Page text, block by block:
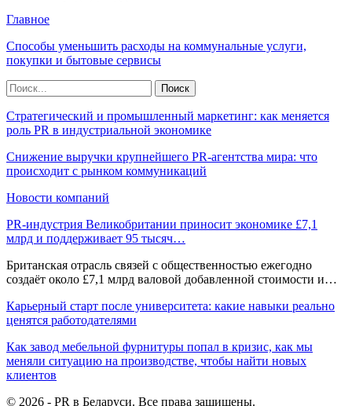
Главное
Способы уменьшить расходы на коммунальные услуги,
покупки и бытовые сервисы
Стратегический и промышленный маркетинг: как меняется
роль PR в индустриальной экономике
Снижение выручки крупнейшего PR-агентства мира: что
происходит с рынком коммуникаций
Новости компаний
PR-индустрия Великобритании приносит экономике £7,1
млрд и поддерживает 95 тысяч…
Британская отрасль связей с общественностью ежегодно
создаёт около £7,1 млрд валовой добавленной стоимости и…
Карьерный старт после университета: какие навыки реально
ценятся работодателями
Как завод мебельной фурнитуры попал в кризис, как мы
меняли ситуацию на производстве, чтобы найти новых
клиентов
© 2026 - PR в Беларуси. Все права защищены.